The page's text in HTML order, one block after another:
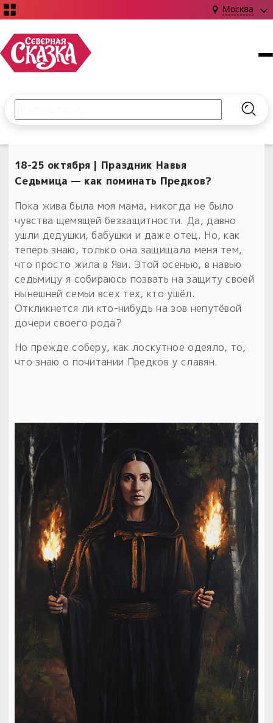
Москва
Книги
Издания о Славянской культуре и ведовстве
Коллекции
Наборы для курсов и книг
Обереги славян нательные
Обереги для дома и машины
Обрядовые предметы
Расходные материалы
Сундучок
Сказки
Гадание
Магия
Библиография
Об авторе и издательстве
Наборы для книг
С чего начать?
Материалы
Для алтаря
Расходные материалы
Гадание он-лайн
Приложение для гадания
30 вариантов раскладов по системе Рез Рода:
Новинки ›
Готовые заговоры
Для чего:
Предметы
Магические наборы
Расходные материалы
Новые книги
«Резы Рода. Нежиты» и «Резы
Рода.Духи-Хозяева» с колодами
толковники со значениями, раскладами,
толкованиями колод
Узнать
Пыльный сундучок
большое обновление
Товары со скидкой
Новинки
Товары недели
Безоплатная доставка
на заказ от 4 тыс. руб. со скидкой
Введите текст и нажмите кнопку «Найти», чтобы
18-25 октября | Праздник Навья
Седьмица — как поминать Предков?
Пока жива была моя мама, никогда не было
чувства щемящей беззащитности. Да, давно
ушли дедушки, бабушки и даже отец. Но, как
теперь знаю, только она защищала меня тем,
что просто жила в Яви. Этой осенью, в навью
седьмицу я собираюсь позвать на защиту своей
нынешней семьи всех тех, кто ушёл.
Откликнется ли кто-нибудь на зов непутёвой
дочери своего рода?
Но прежде соберу, как лоскутное одеяло, то,
что знаю о почитании Предков у славян.